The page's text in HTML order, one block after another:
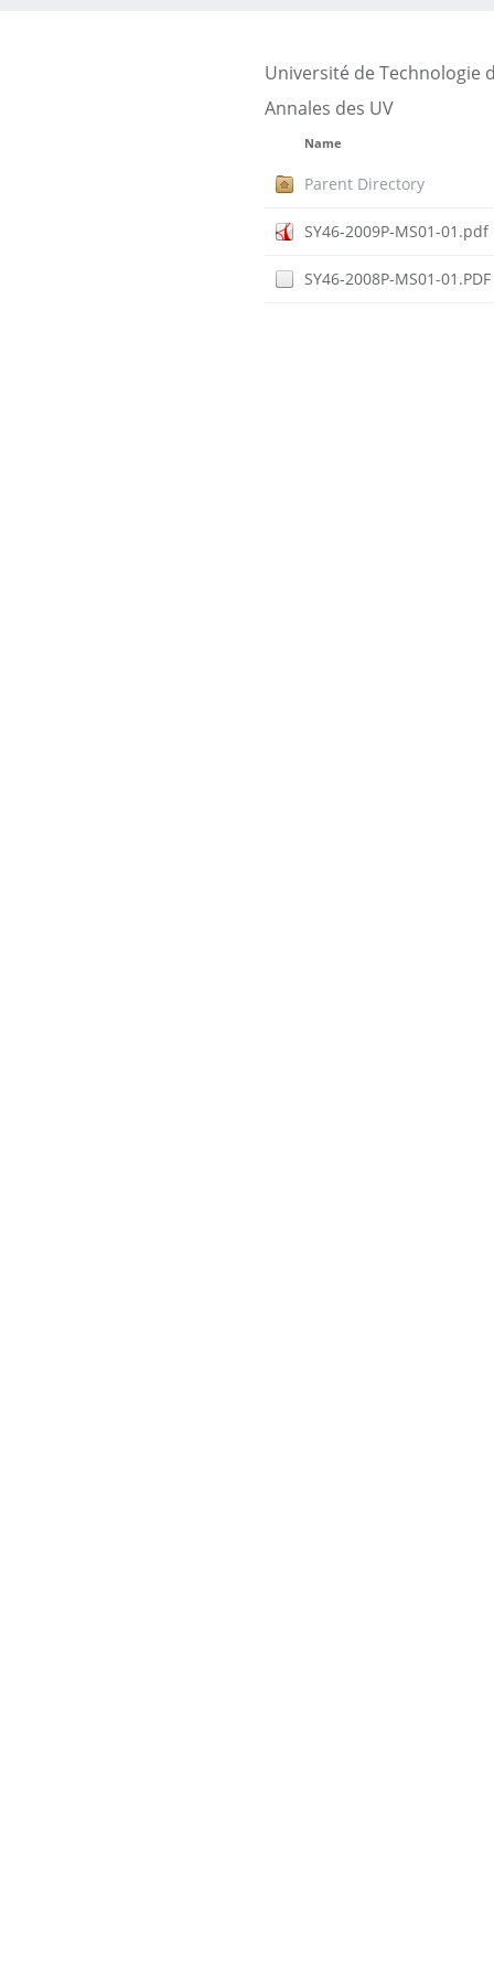
Université de Technologie
Annales des UV
Name
Parent Directory
SY46-2009P-MS01-01.pdf
SY46-2008P-MS01-01.PDF